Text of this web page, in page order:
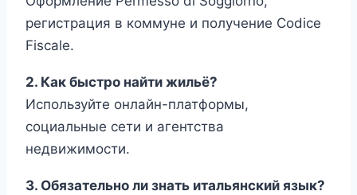
регистрация в коммуне и получение Codice
Fiscale.
2. Как быстро найти жильё?
Используйте онлайн-платформы,
социальные сети и агентства
недвижимости.
3. Обязательно ли знать итальянский язык?